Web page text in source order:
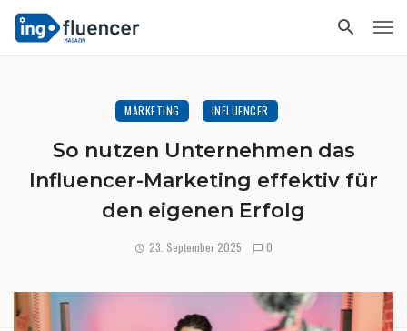
MARKETING INFLUENCER
So nutzen Unternehmen das
Influencer-Marketing effektiv für
den eigenen Erfolg
23. September 2025 0